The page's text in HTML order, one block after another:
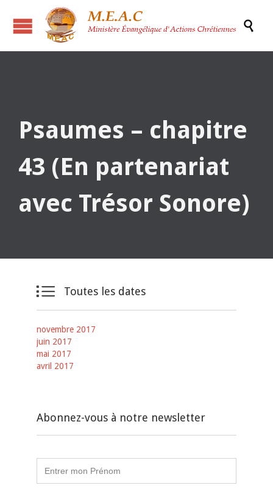

Psaumes – chapitre
43 (En partenariat
avec Trésor Sonore)
 Toutes les dates
novembre 2017
juin 2017
mai 2017
avril 2017
Abonnez-vous à notre newsletter